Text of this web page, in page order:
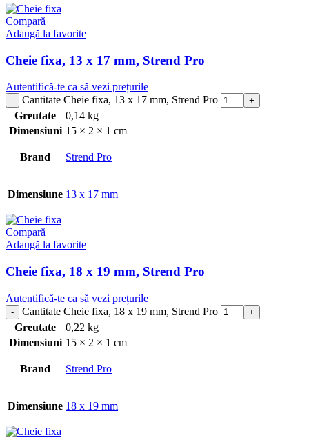
Compară
Adaugă la favorite
Cheie fixa, 13 x 17 mm, Strend Pro
Autentifică-te ca să vezi prețurile
Cantitate Cheie fixa, 13 x 17 mm, Strend Pro
Greutate
0,14 kg
Dimensiuni 15 × 2 × 1 cm
Brand Strend Pro
Dimensiune 13 x 17 mm
Compară
Adaugă la favorite
Cheie fixa, 18 x 19 mm, Strend Pro
Autentifică-te ca să vezi prețurile
Cantitate Cheie fixa, 18 x 19 mm, Strend Pro
Greutate
0,22 kg
Dimensiuni 15 × 2 × 1 cm
Brand Strend Pro
Dimensiune 18 x 19 mm